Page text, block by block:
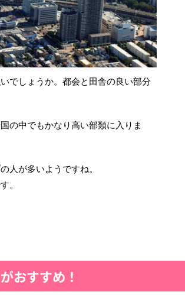
でしょうか。都会と田舎の良い部分
の中でもかなり高い部類に入りま
人が多いようですね。
。
おすすめ！